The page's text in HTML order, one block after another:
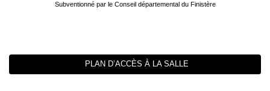
Subventionné par le Conseil départemental du Finistère
PLAN D’ACCÈS À LA SALLE